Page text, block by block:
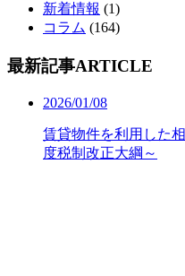
新着情報 (1)
コラム (164)
最新記事ARTICLE
2026/01/08
賃貸物件を利用した
度税制改正大綱～